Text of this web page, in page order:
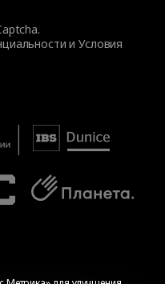
иУсловия